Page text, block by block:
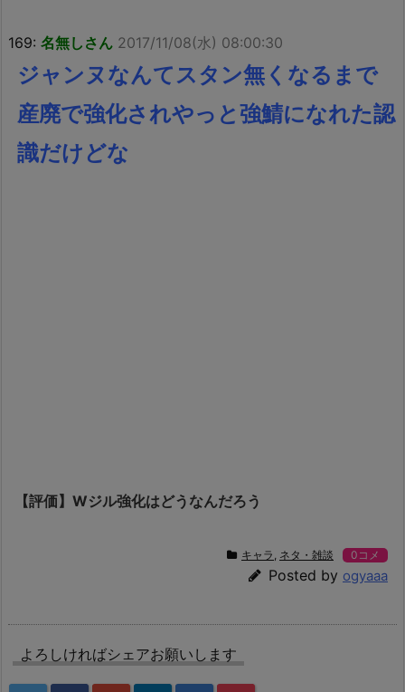
169: 名無しさん 2017/11/08(水) 08:00:30
ジャンヌなんてスタン無くなるまで
産廃で強化されやっと強鯖になれた認
識だけどな
【評価】Wジル強化はどうなんだろう
キャラ , ネタ・雑談 0コメ
Posted by ogyaaa
よろしければシェアお願いします